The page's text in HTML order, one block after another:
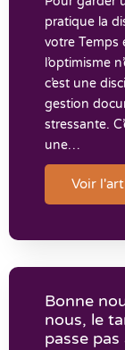
pratique la
votre Temps
l’optimisme
c’est une
gestion
stressante.
une…
Voir
Bonne
nous, le
passe